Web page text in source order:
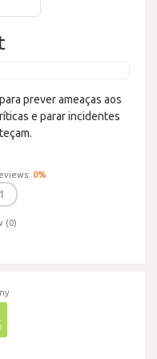
prever ameaças aos
e parar incidentes
0%
1
(0)